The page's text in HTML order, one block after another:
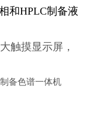
和HPLC制备液
触摸显示屏，